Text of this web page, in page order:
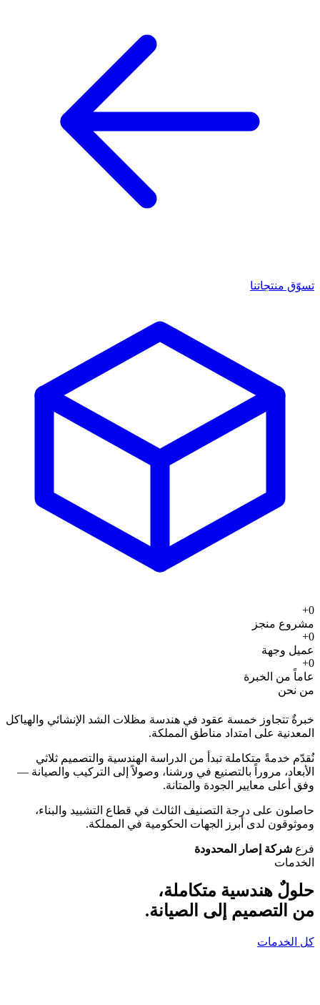
تسوّق منتجاتنا
0
+
مشروع منجز
0
+
عميل وجهة
0
+
عاماً من الخبرة
من نحن
خبرةٌ تتجاوز خمسة عقود في هندسة مظلات الشد الإنشائي والهياكل
المعدنية على امتداد مناطق المملكة.
نُقدّم خدمةً متكاملة تبدأ من الدراسة الهندسية والتصميم ثلاثي
الأبعاد، مروراً بالتصنيع في ورشنا، وصولاً إلى التركيب والصيانة —
وفق أعلى معايير الجودة والمتانة.
حاصلون على درجة التصنيف الثالث في قطاع التشييد والبناء،
وموثوقون لدى أبرز الجهات الحكومية في المملكة.
فرع شركة إصار المحدودة
الخدمات
حلولٌ هندسية متكاملة،
من التصميم إلى الصيانة.
كل الخدمات